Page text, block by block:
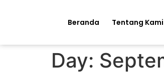
Beranda Tentang Kami
Day: